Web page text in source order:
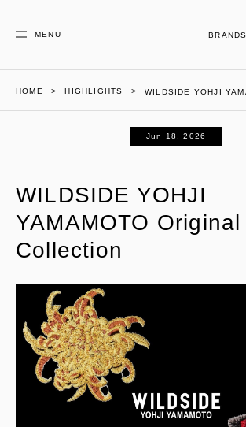
MENU
HOME HIGHLIGHTS WILDSIDE YOHJI
Jun 18, 2026
WILDSIDE YOHJI
YAMAMOTO Original
Collection